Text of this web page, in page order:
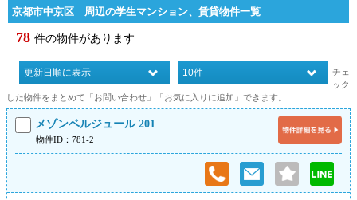
京都市中京区 周辺の学生マンション、賃貸物件一覧
78 件の物件があります
チェ
ック
した物件をまとめて「お問い合わせ」「お気に入りに追加」できます。
メゾンベルジュール 201
物件ID：781-2